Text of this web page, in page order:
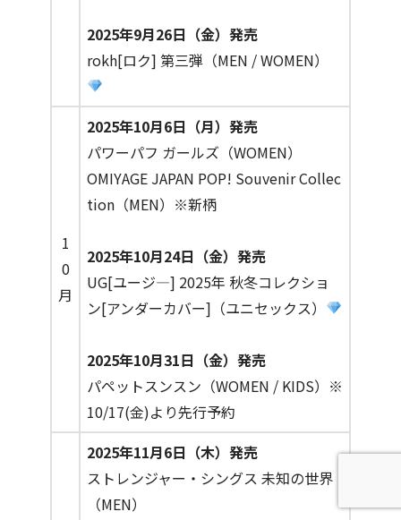
2025年9月26日（金）発売
rokh[ロク] 第三弾（MEN / WOMEN）
1
0
月
2025年10月6日（月）発売
パワーパフ ガールズ（WOMEN）
OMIYAGE JAPAN POP! Souvenir Collec
tion（MEN）※新柄
2025年10月24日（金）発売
UG[ユージ―] 2025年 秋冬コレクショ
ン[アンダーカバー]（ユニセックス）
2025年10月31日（金）発売
パペットスンスン（WOMEN / KIDS）※
10/17(金)より先行予約
2025年11月6日（木）発売
ストレンジャー・シングス 未知の世界
（MEN）